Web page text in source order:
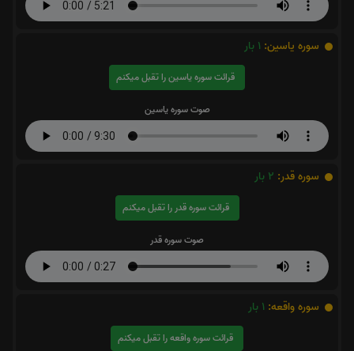
سوره یاسین: 1 بار
قرائت سوره یاسین را تقبل میکنم
صوت سوره یاسین
سوره قدر: 2 بار
قرائت سوره قدر را تقبل میکنم
صوت سوره قدر
سوره واقعه: 1 بار
قرائت سوره واقعه را تقبل میکنم